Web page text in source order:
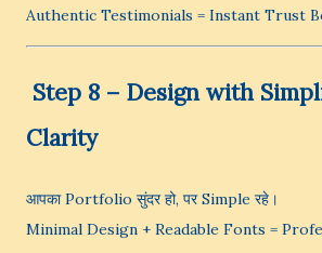
Authentic Testimonials = Instant Trust
Step 8 – Design with
Clarity
आपका Portfolio सुंदर हो, पर Simple रहे।
Minimal Design + Readable Fonts =